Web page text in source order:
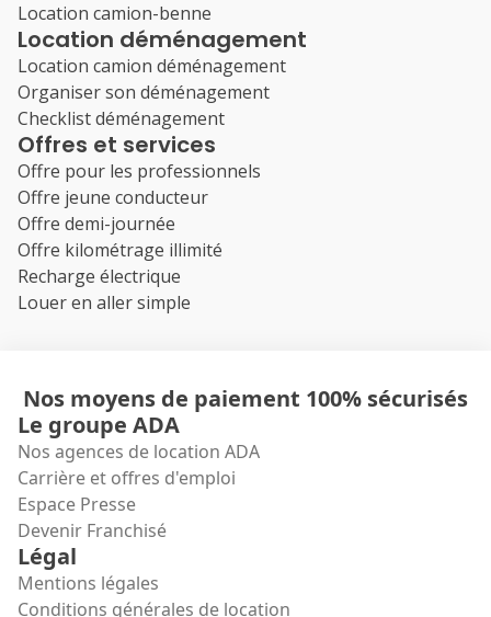
Location camion-benne
Location déménagement
Location camion déménagement
Organiser son déménagement
Checklist déménagement
Offres et services
Offre pour les professionnels
Offre jeune conducteur
Offre demi-journée
Offre kilométrage illimité
Recharge électrique
Louer en aller simple
Nos moyens de paiement 100% sécurisés
Le groupe ADA
Nos agences de location ADA
Carrière et offres d'emploi
Espace Presse
Devenir Franchisé
Légal
Mentions légales
Conditions générales de location